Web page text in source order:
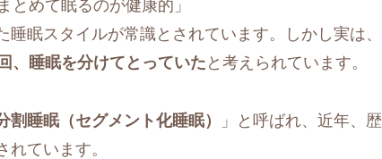
とめて眠るのが健康的」
睡眠スタイルが常識とされています。しかし実は
、睡眠を分けてとっていた と考えられています。
割睡眠（セグメント化睡眠）
」と呼ばれ、近年、
れています。